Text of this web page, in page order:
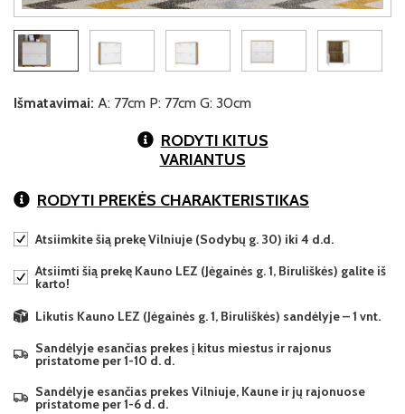
Išmatavimai: A: 77cm P: 77cm G: 30cm
RODYTI KITUS
VARIANTUS
RODYTI PREKĖS CHARAKTERISTIKAS
Atsiimkite šią prekę Vilniuje (Sodybų g. 30) iki 4 d.d.
Atsiimti šią prekę Kauno LEZ (Jėgainės g. 1, Biruliškės) galite iš
karto!
Likutis Kauno LEZ (Jėgainės g. 1, Biruliškės) sandėlyje – 1 vnt.
Sandėlyje esančias prekes į kitus miestus ir rajonus
pristatome per 1-10 d. d.
Sandėlyje esančias prekes Vilniuje, Kaune ir jų rajonuose
pristatome per 1-6 d. d.